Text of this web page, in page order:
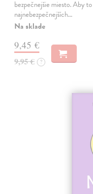
bezpečnejšie miesto. Aby
najnebezpečnejších…
Na sklade
9,45 €
9,95 € ?